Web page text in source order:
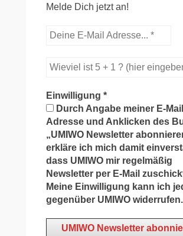
Melde Dich jetzt an!
Einwilligung*
Durch Angabe meiner E-
Adresse und Anklicken des
„UMIWO Newsletter
erkläre ich mich damit
dass UMIWO mir regelmäßig
Newsletter per E-Mail
Meine Einwilligung kann ich
gegenüber UMIWO widerrufen.